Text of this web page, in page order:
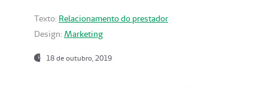
Texto: Relacionamento do prestador
Design: Marketing
18 de outubro, 2019